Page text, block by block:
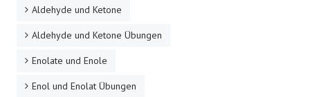
Aldehyde und Ketone
Aldehyde und Ketone Übungen
Enolate und Enole
Enol und Enolat Übungen